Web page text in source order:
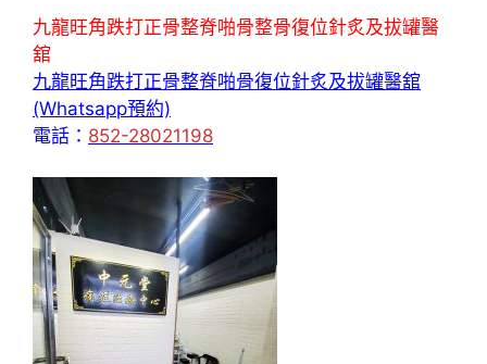
九龍旺角跌打正骨整脊啪骨整骨復位針炙及拔罐醫
舘
九龍旺角跌打正骨整脊啪骨復位針炙及拔罐醫舘
(Whatsapp預約)
電話： 852-28021198